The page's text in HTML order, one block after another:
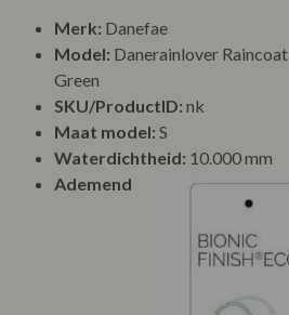
Merk: Danefae
Model: Danerainlover Raincoat
Green
SKU/ProductID: nk
Maat model: S
Waterdichtheid: 10.000 mm
Ademend